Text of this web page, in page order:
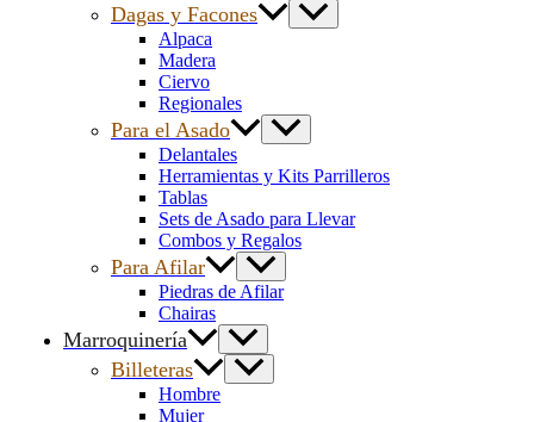
Dagas y Facones
Alpaca
Madera
Ciervo
Regionales
Para el Asado
Delantales
Herramientas y Kits Parrilleros
Tablas
Sets de Asado para Llevar
Combos y Regalos
Para Afilar
Piedras de Afilar
Chairas
Marroquinería
Billeteras
Hombre
Mujer